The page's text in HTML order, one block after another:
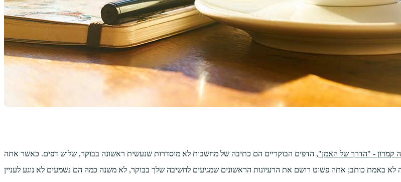
קמרון - "הדרך של האמן", הדפים הבוקריים הם כתיבה של מחשבות לא מוסדרות שנעשית ראשונה בבוקר, שלוש דפים. כאשר אתה